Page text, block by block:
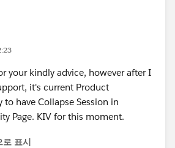
your kindly advice, however after I
it's current Product
have Collapse Session in
Page. KIV for this moment.
로 표시